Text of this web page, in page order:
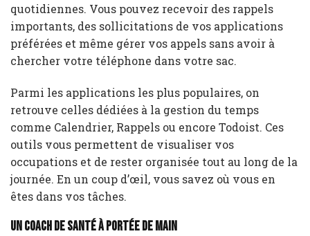
quotidiennes. Vous pouvez recevoir des rappels
importants, des sollicitations de vos applications
préférées et même gérer vos appels sans avoir à
chercher votre téléphone dans votre sac.
Parmi les applications les plus populaires, on
retrouve celles dédiées à la gestion du temps
comme Calendrier, Rappels ou encore Todoist. Ces
outils vous permettent de visualiser vos
occupations et de rester organisée tout au long de la
journée. En un coup d’œil, vous savez où vous en
êtes dans vos tâches.
Un coach de santé à portée de main